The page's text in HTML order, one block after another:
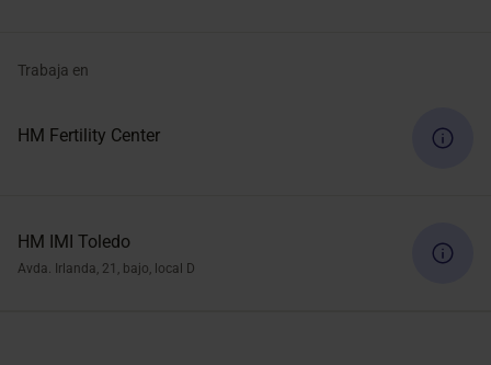
Trabaja en
HM Fertility Center
HM IMI Toledo
Avda. Irlanda, 21, bajo, local D